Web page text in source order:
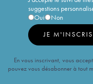
suggestions
Oui
Non
JE M'INSCRIS
En vous inscrivant, vous
pouvez vous désabonner à tout